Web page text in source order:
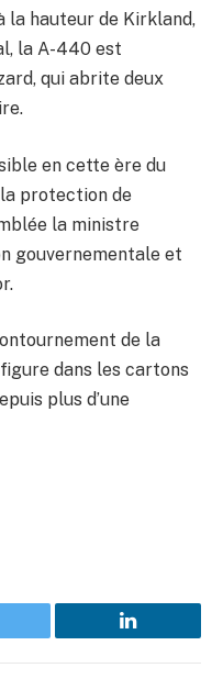
la hauteur de Kirkland,
la A-440 est
qui abrite deux
en cette ère du
protection de
la ministre
gouvernementale et
de la
dans les cartons
plus d’une
LinkedIn